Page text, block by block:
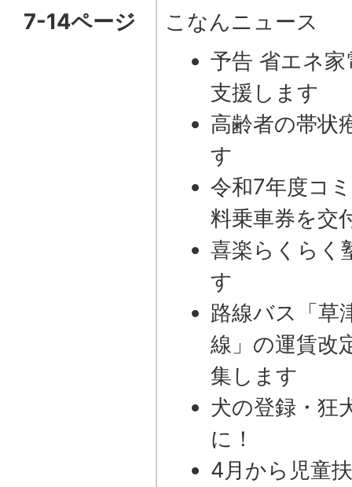
7-14ページ
こなんニュース
予告 省エネ
支援します
高齢者の帯状
す
令和7年度コ
料乗車券を交
喜楽らくらく
す
路線バス「草
線」の運賃改
集します
犬の登録・狂
に！
4月から児童